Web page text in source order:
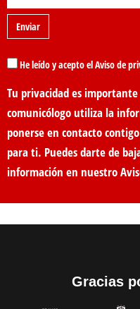
He leído y acepto el Aviso de
Tu privacidad es
comunicólogo utiliza la
ponerse en contacto
para ti. Puedes darte de
información en nuestro
Gracias